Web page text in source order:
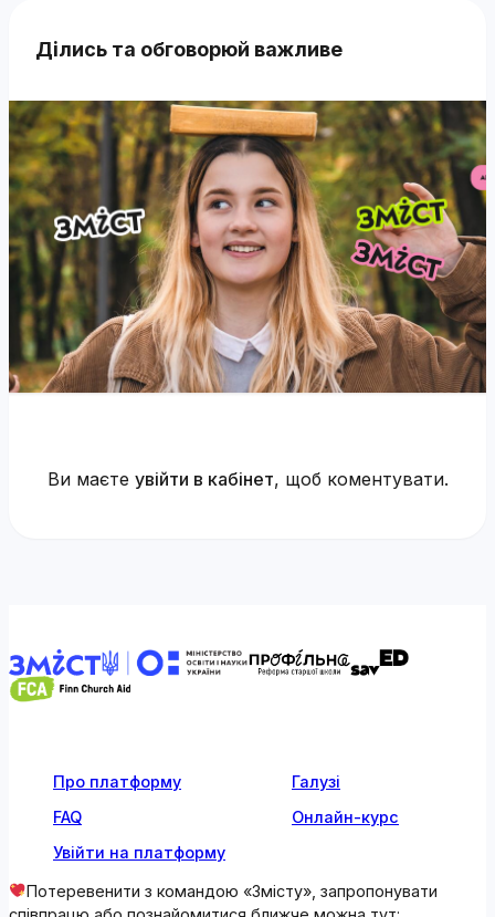
Ділись та обговорюй важливе
Ви маєте увійти в кабінет, щоб коментувати.
Про платформу
Галузі
FAQ
Онлайн-курс
Увійти на платформу
Потеревенити з командою «Змісту», запропонувати